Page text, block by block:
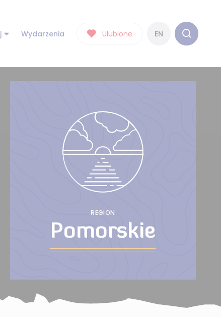
Wydarzenia Ulubione EN
REGION
Pomorskie